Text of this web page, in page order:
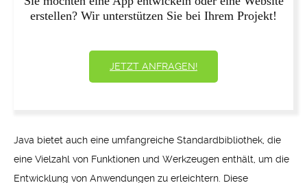
erstellen? Wir unterstützen Sie bei Ihrem Projekt!
JETZT ANFRAGEN!
Java bietet auch eine umfangreiche Standardbibliothek, die
eine Vielzahl von Funktionen und Werkzeugen enthält, um die
Entwicklung von Anwendungen zu erleichtern. Diese